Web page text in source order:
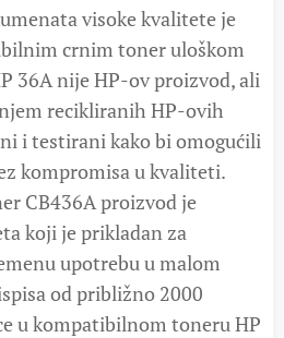
visoke kvalitete je
crnim toner uloškom
36A nije HP-ov proizvod, ali
recikliranih HP-ovih
i testirani kako bi omogućili
kompromisa u kvaliteti.
CB436A proizvod je
koji je prikladan za
upotrebu u malom
od približno 2000
u kompatibilnom toneru HP